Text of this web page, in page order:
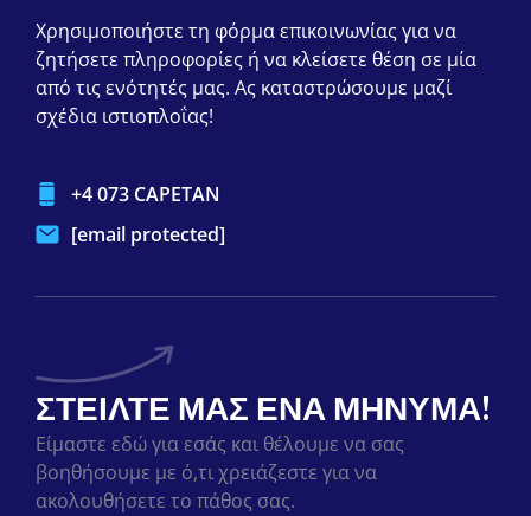
Χρησιμοποιήστε τη φόρμα επικοινωνίας για να
ζητήσετε πληροφορίες ή να κλείσετε θέση σε μία
από τις ενότητές μας. Ας καταστρώσουμε μαζί
σχέδια ιστιοπλοΐας!
+4 073 CAPETAN
[email protected]
ΣΤΕΊΛΤΕ ΜΑΣ ΈΝΑ ΜΉΝΥΜΑ!
Είμαστε εδώ για εσάς και θέλουμε να σας
βοηθήσουμε με ό,τι χρειάζεστε για να
ακολουθήσετε το πάθος σας.